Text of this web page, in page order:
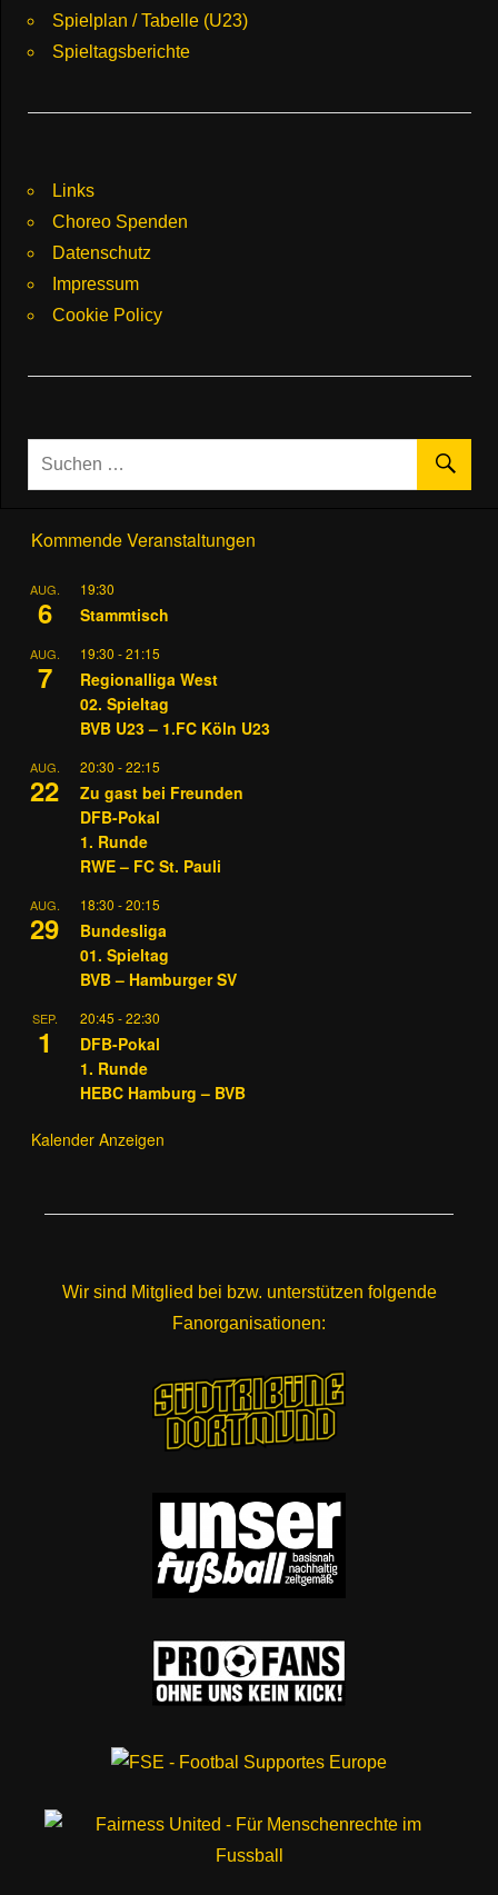
Spielplan / Tabelle (U23)
Spieltagsberichte
Links
Choreo Spenden
Datenschutz
Impressum
Cookie Policy
Kommende Veranstaltungen
AUG.
6
19:30
Stammtisch
AUG.
7
19:30 -21:15
Regionalliga West
02. Spieltag
BVB U23 – 1.FC Köln U23
AUG.
22
20:30 -22:15
Zu gast bei Freunden
DFB-Pokal
1. Runde
RWE – FC St. Pauli
AUG.
29
18:30 -20:15
Bundesliga
01. Spieltag
BVB – Hamburger SV
SEP.
1
20:45 -22:30
DFB-Pokal
1. Runde
HEBC Hamburg – BVB
Kalender Anzeigen
Wir sind Mitglied bei bzw. unterstützen folgende
Fanorganisationen: